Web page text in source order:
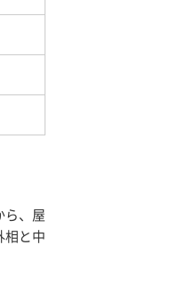
ら、屋
相と中